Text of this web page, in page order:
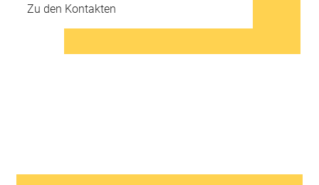
Zu den Kontakten